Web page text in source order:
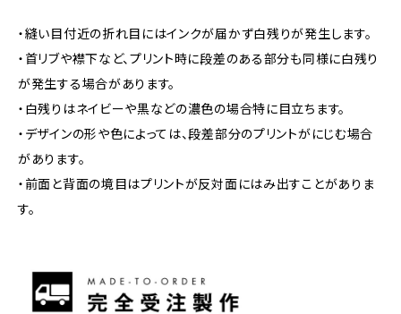
・縫い目付近の折れ目にはインクが届かず白残りが発生します。
・首リブや襟下など、プリント時に段差のある部分も同様に白残り
が発生する場合があります。
・白残りはネイビーや黒などの濃色の場合特に目立ちます。
・デザインの形や色によっては、段差部分のプリントがにじむ場合
があります。
・前面と背面の境目はプリントが反対面にはみ出すことがありま
す。